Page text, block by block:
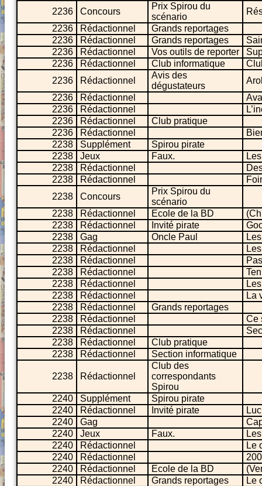
2236
Concours
Prix Spirou du
scénario
2236
Rédactionnel
Grands reportages
2236
Rédactionnel Grands reportages
2236
Rédactionnel Vos outils de reporter
2236
Rédactionnel Club informatique
2236
Rédactionnel
Avis des
dégustateurs
2236
Rédactionnel
2236
Rédactionnel
2236
Rédactionnel
Club pratique
2236
Rédactionnel
2238
Supplément
Spirou pirate
2238
Jeux Faux.
2238
Rédactionnel
2238
Rédactionnel
2238
Concours
Prix Spirou du
scénario
2238
Rédactionnel Ecole de la BD
2238
Rédactionnel Invité pirate
2238
Gag Oncle Paul
2238
Rédactionnel
2238
Rédactionnel
2238
Rédactionnel
2238
Rédactionnel
2238
Rédactionnel
La
2238
Rédactionnel
Grands reportages
2238
Rédactionnel
Ce
2238
Rédactionnel
2238
Rédactionnel
Club pratique
2238
Rédactionnel Section informatique
2238 Rédactionnel
Club des
correspondants
Spirou
2240
Supplément
Spirou pirate
2240
Rédactionnel Invité pirate
2240
Gag
2240
Jeux Faux.
2240
Rédactionnel
Le
2240
Rédactionnel
2240
Rédactionnel Ecole de la BD
2240
Rédactionnel Grands reportages
Le